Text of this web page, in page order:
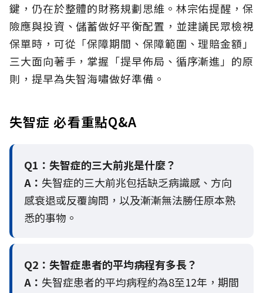
鍵，仍在於整體的財務規劃思維。 林宗佑提醒，保
險應與投資、儲蓄做好平衡配置，並建議民眾檢視
保單時，可從「保障期間、保障範圍、理賠金額」
三大面向著手，掌握「提早佈局、循序漸進」的原
則，提早為失智海嘯做好準備。
失智症 必看重點Q&A
Q1：失智症的三大前兆是什麼？
A： 失智症的三大前兆包括缺乏病識感、方向
感衰退或反覆詢問，以及漸漸無法勝任原本熟
悉的事物。
Q2： 失智症患者的平均病程有多長？
A： 失智症患者的平均病程約為8至12年，期間